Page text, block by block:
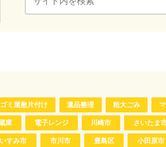
ゴミ屋敷片付け 遺品整理 粗大ごみ
庫 電子レンジ 川崎市 さいたま
いすみ市 市川市 豊島区 小田原市